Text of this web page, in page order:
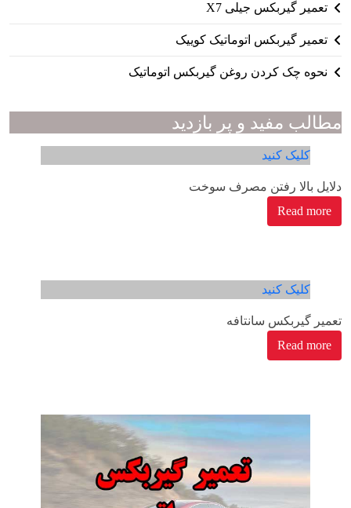
تعمیر گیربکس جیلی X7
تعمیر گیربکس اتوماتیک کوییک
نحوه چک کردن روغن گیربکس اتوماتیک
مطالب مفید و پر بازدید
کلیک کنید
دلایل بالا رفتن مصرف سوخت
Read more
کلیک کنید
تعمیر گیربکس سانتافه
Read more